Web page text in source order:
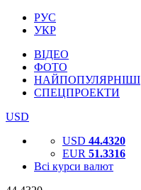
РУС
УКР
ВІДЕО
ФОТО
НАЙПОПУЛЯРНІШІ
СПЕЦПРОЕКТИ
USD
USD 44.4320
EUR 51.3316
Всі курси валют